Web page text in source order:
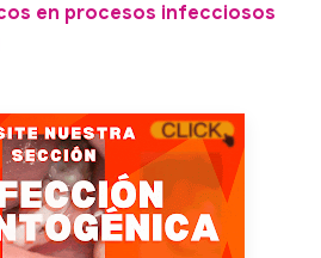
en procesos infecciosos